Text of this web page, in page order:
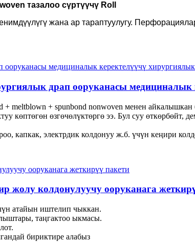
тазалоо сүртүүчү Roll
жана ар тараптуулугу.
драп ооруканасы
+ meltblown + spunbond nonwoven менен
көптөгөн өзгөчөлүктөргө ээ. Бул суу өткөрбөйт,
капкак, электрдик колдонуу ж.б. үчүн кеңири
жолу колдонулуучу ооруканага
атайын иштелип чыккан.
таңгактоо ыкмасы.
бириктире алабыз